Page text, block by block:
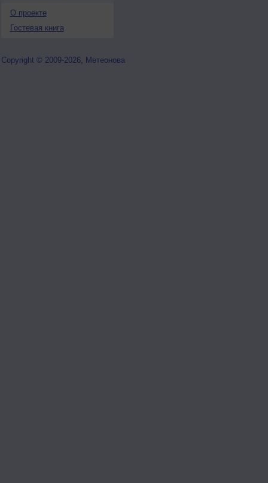
О проекте
Гостевая книга
Copyright © 2009-2026, Метеонова